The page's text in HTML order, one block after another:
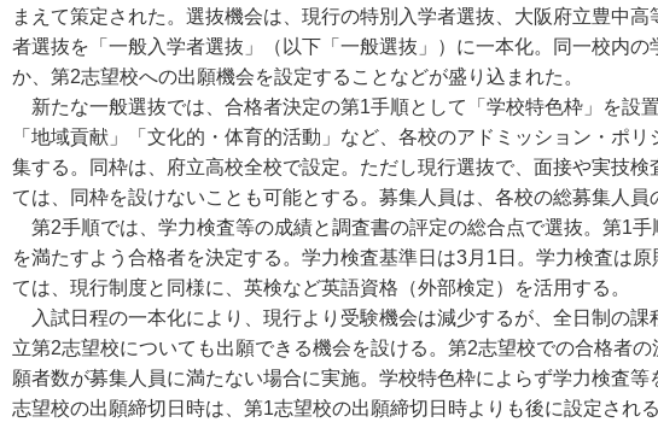
まえて策定された。選抜機会は、現行の特別入学者選抜、大阪府立豊中
者選抜を「一般入学者選抜」（以下「一般選抜」）に一本化。同一校内
か、第2志望校への出願機会を設定することなどが盛り込まれた。
新たな一般選抜では、合格者決定の第1手順として「学校特色枠」を設
「地域貢献」「文化的・体育的活動」など、各校のアドミッション・ポ
集する。同枠は、府立高校全校で設定。ただし現行選抜で、面接や実技
ては、同枠を設けないことも可能とする。募集人員は、各校の総募集人員
第2手順では、学力検査等の成績と調査書の評定の総合点で選抜。第1手
を満たすよう合格者を決定する。学力検査基準日は3月1日。学力検査は
ては、現行制度と同様に、英検など英語資格（外部検定）を活用する。
入試日程の一本化により、現行より受験機会は減少するが、全日制の課
立第2志望校についても出願できる機会を設ける。第2志望校での合格者
願者数が募集人員に満たない場合に実施。学校特色枠によらず学力検査
志望校の出願締切日時は、第1志望校の出願締切日時よりも後に設定される